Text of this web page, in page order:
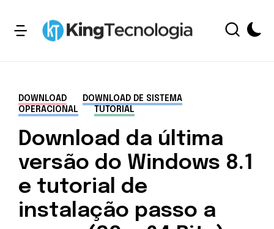
DOWNLOAD
DOWNLOAD DE SISTEMA
OPERACIONAL
TUTORIAL
Download da última
versão do Windows 8.1
e tutorial de
instalação passo a